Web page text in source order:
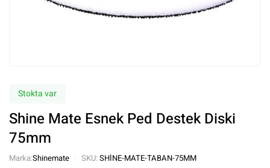
Stokta var
Shine Mate Esnek Ped Destek Diski
75mm
Marka:Shinemate SKU: SHINE-MATE-TABAN-75MM